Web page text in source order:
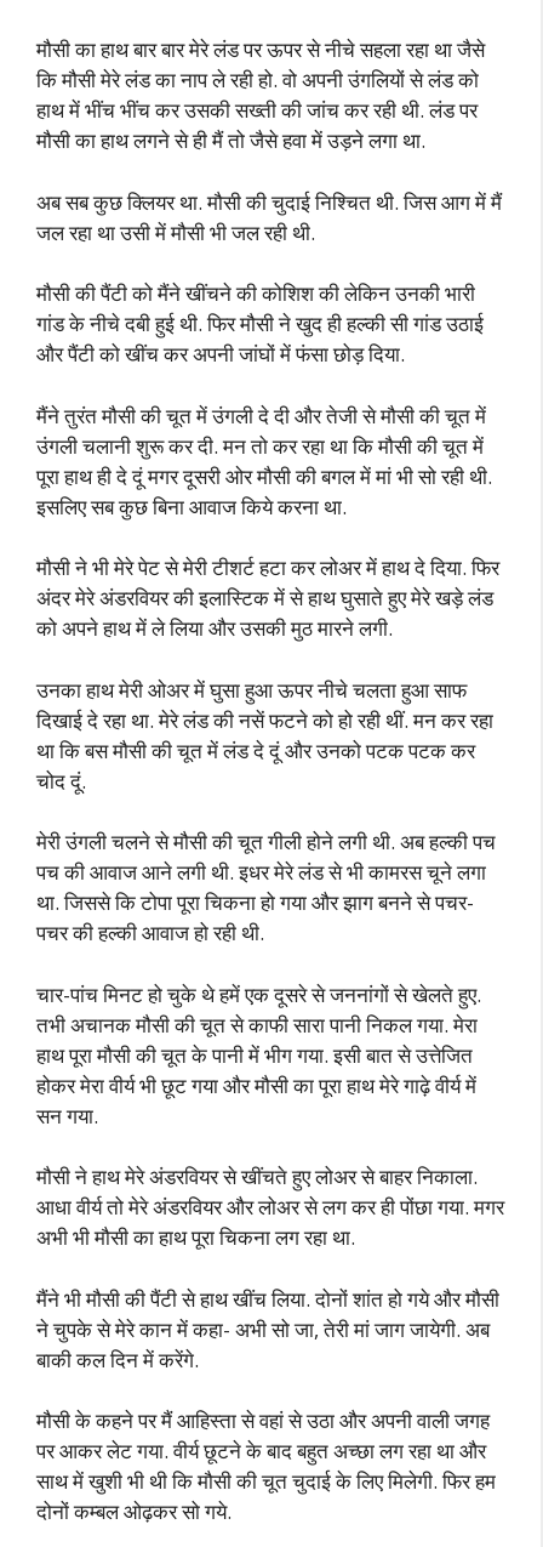
मौसी का हाथ बार बार मेरे लंड पर ऊपर से नीचे सहला रहा था जैसे
कि मौसी मेरे लंड का नाप ले रही हो. वो अपनी उंगलियों से लंड को
हाथ में भींच भींच कर उसकी सख्ती की जांच कर रही थी. लंड पर
मौसी का हाथ लगने से ही मैं तो जैसे हवा में उड़ने लगा था.
अब सब कुछ क्लियर था. मौसी की चुदाई निश्चित थी. जिस आग में मैं
जल रहा था उसी में मौसी भी जल रही थी.
मौसी की पैंटी को मैंने खींचने की कोशिश की लेकिन उनकी भारी
गांड के नीचे दबी हुई थी. फिर मौसी ने खुद ही हल्की सी गांड उठाई
और पैंटी को खींच कर अपनी जांघों में फंसा छोड़ दिया.
मैंने तुरंत मौसी की चूत में उंगली दे दी और तेजी से मौसी की चूत में
उंगली चलानी शुरू कर दी. मन तो कर रहा था कि मौसी की चूत में
पूरा हाथ ही दे दूं मगर दूसरी ओर मौसी की बगल में मां भी सो रही थी.
इसलिए सब कुछ बिना आवाज किये करना था.
मौसी ने भी मेरे पेट से मेरी टीशर्ट हटा कर लोअर में हाथ दे दिया. फिर
अंदर मेरे अंडरवियर की इलास्टिक में से हाथ घुसाते हुए मेरे खड़े लंड
को अपने हाथ में ले लिया और उसकी मुठ मारने लगी.
उनका हाथ मेरी ओअर में घुसा हुआ ऊपर नीचे चलता हुआ साफ
दिखाई दे रहा था. मेरे लंड की नसें फटने को हो रही थीं. मन कर रहा
था कि बस मौसी की चूत में लंड दे दूं और उनको पटक पटक कर
चोद दूं.
मेरी उंगली चलने से मौसी की चूत गीली होने लगी थी. अब हल्की पच
पच की आवाज आने लगी थी. इधर मेरे लंड से भी कामरस चूने लगा
था. जिससे कि टोपा पूरा चिकना हो गया और झाग बनने से पचर-
पचर की हल्की आवाज हो रही थी.
चार-पांच मिनट हो चुके थे हमें एक दूसरे से जननांगों से खेलते हुए.
तभी अचानक मौसी की चूत से काफी सारा पानी निकल गया. मेरा
हाथ पूरा मौसी की चूत के पानी में भीग गया. इसी बात से उत्तेजित
होकर मेरा वीर्य भी छूट गया और मौसी का पूरा हाथ मेरे गाढ़े वीर्य में
सन गया.
मौसी ने हाथ मेरे अंडरवियर से खींचते हुए लोअर से बाहर निकाला.
आधा वीर्य तो मेरे अंडरवियर और लोअर से लग कर ही पोंछा गया. मगर
अभी भी मौसी का हाथ पूरा चिकना लग रहा था.
मैंने भी मौसी की पैंटी से हाथ खींच लिया. दोनों शांत हो गये और मौसी
ने चुपके से मेरे कान में कहा- अभी सो जा, तेरी मां जाग जायेगी. अब
बाकी कल दिन में करेंगे.
मौसी के कहने पर मैं आहिस्ता से वहां से उठा और अपनी वाली जगह
पर आकर लेट गया. वीर्य छूटने के बाद बहुत अच्छा लग रहा था और
साथ में खुशी भी थी कि मौसी की चूत चुदाई के लिए मिलेगी. फिर हम
दोनों कम्बल ओढ़कर सो गये.